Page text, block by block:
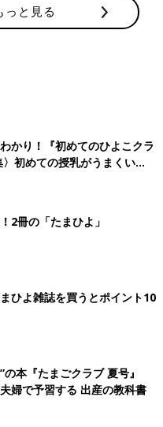
っと見る
かり！『初めてのひよこクラ
初めての授乳がうまくい
基本と夏のトラブル 解決テ
2冊の「たまひよ」
ひよ雑誌を買うとポイント10
本『たまごクラブ 夏号』
婦で予習する 出産の教科書